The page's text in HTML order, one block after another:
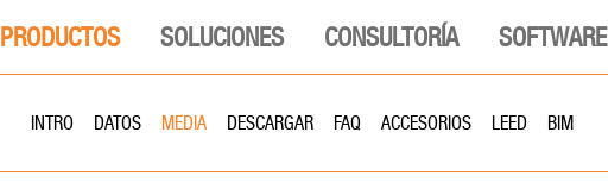
PRODUCTOS SOLUCIONES CONSULTORÍA SOFTWARE
INTRO DATOS MEDIA DESCARGAR FAQ ACCESORIOS LEED BIM